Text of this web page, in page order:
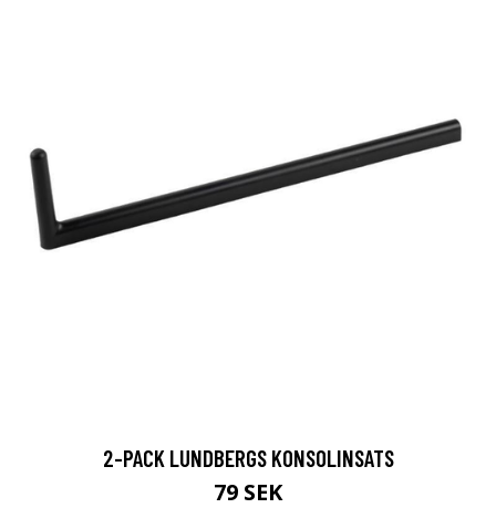
2-PACK LUNDBERGS KONSOLINSATS
79 SEK